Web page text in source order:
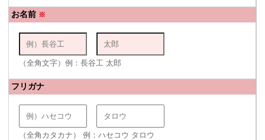
お名前 ※
（全角文字）例：長谷工 太郎
フリガナ
（全角カタカナ） 例：ハセコウ タロウ